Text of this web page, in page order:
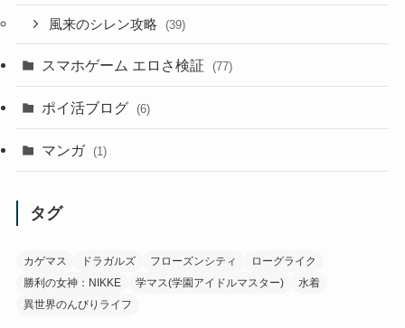
風来のシレン攻略 (39)
スマホゲーム エロさ検証 (77)
ポイ活ブログ (6)
マンガ (1)
タグ
カゲマス ドラガルズ フローズンシティ
ローグライク
勝利の女神：NIKKE
学マス(学園アイドルマスター)
水着
異世界のんびりライフ